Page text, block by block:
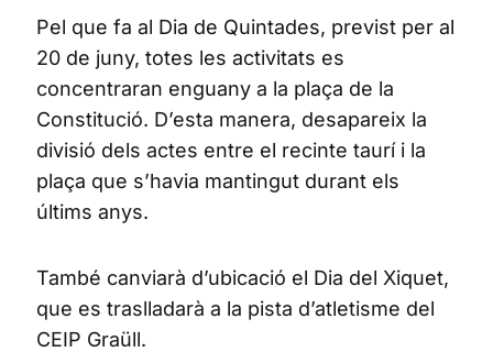
Pel que fa al Dia de Quintades, previst per al
20 de juny, totes les activitats es
concentraran enguany a la plaça de la
Constitució. D’esta manera, desapareix la
divisió dels actes entre el recinte taurí i la
plaça que s’havia mantingut durant els
últims anys.
També canviarà d’ubicació el Dia del Xiquet,
que es traslladarà a la pista d’atletisme del
CEIP Graüll.